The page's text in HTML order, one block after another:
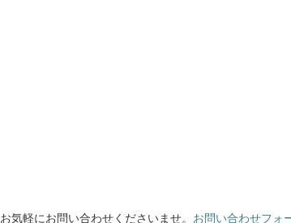
気軽にお問い合わせくださいませ。 お問い合わせフォ